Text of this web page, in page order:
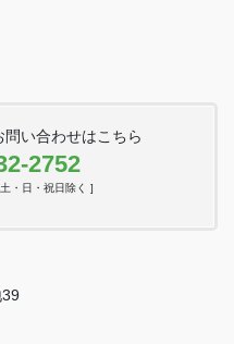
い合わせはこちら
2752
・日・祝日除く ]